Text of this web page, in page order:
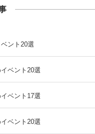
ント20選
ベント20選
ベント17選
ベント20選